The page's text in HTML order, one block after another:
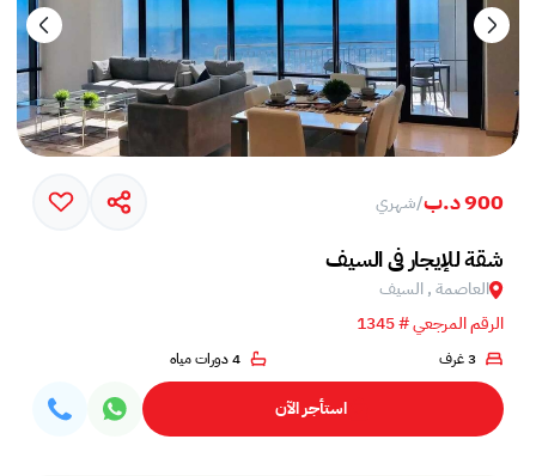
900 د.ب /شهري
شقة للإيجار في السيف
العاصمة , السيف
الرقم المرجعي # 1345
3 غرف 4 دورات مياه
استأجر الآن